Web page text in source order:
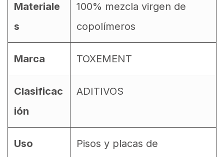
Materiale
s
100% mezcla virgen de
copolímeros
Marca TOXEMENT
Clasificac
ión
ADITIVOS
Uso
Pisos y placas de